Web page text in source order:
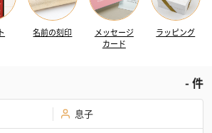
名前の刻印
メッセージ
カード
ラッピング
-件
息子